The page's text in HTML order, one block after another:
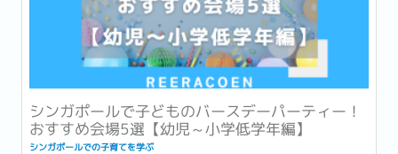
シンガポールで子どものバースデーパーティー！
おすすめ会場5選【幼児～小学低学年編】
シンガポールでの子育てを学ぶ